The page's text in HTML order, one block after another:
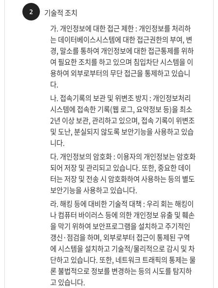
2
기술적 조치
가. 개인정보에 대한 접근 제한 : 개인정보를 처리하
는 데이터베이스시스템에 대한 접근권한의 부여, 변
경, 말소를 통하여 개인정보에 대한 접근통제를 위하
여 필요한 조치를 하고 있으며 침입차단 시스템을 이
용하여 외부로부터의 무단 접근을 통제하고 있습니
다.
나. 접속기록의 보관 및 위변조 방지 : 개인정보처리
시스템에 접속한 기록(웹 로그, 요약정보 등)을 최소
2년 이상 보관, 관리하고 있으며, 접속 기록이 위변조
및 도난, 분실되지 않도록 보안기능을 사용하고 있습
니다.
다. 개인정보의 암호화 : 이용자의 개인정보는 암호화
되어 저장 및 관리되고 있습니다. 또한, 중요한 데이
터는 저장 및 전송 시 암호화하여 사용하는 등의 별도
보안기능을 사용하고 있습니다.
라. 해킹 등에 대비한 기술적 대책 : 우리 회는 해킹이
나 컴퓨터 바이러스 등에 의한 개인정보 유출 및 훼손
을 막기 위하여 보안프로그램을 설치하고 주기적인
갱신·점검을 하며, 외부로부터 접근이 통제된 구역
에 시스템을 설치하고 기술적/물리적으로 감시 및 차
단하고 있습니다. 또한, 네트워크 트래픽의 통제는 물
론 불법적으로 정보를 변경하는 등의 시도를 탐지하
고 있습니다.